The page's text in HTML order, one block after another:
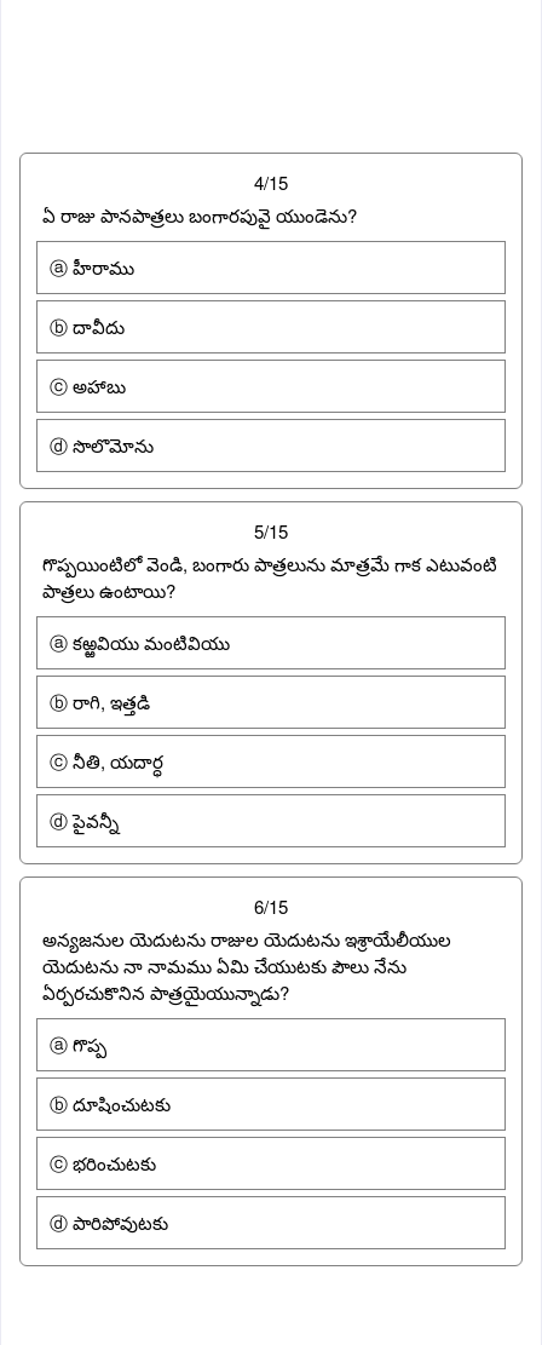
4/15
ఏ రాజు పానపాత్రలు బంగారపువై యుండెను?
ⓐ హీరాము
ⓑ దావీదు
ⓒ అహాబు
ⓓ సొలొమోను
5/15
గొప్పయింటిలో వెండి, బంగారు పాత్రలును మాత్రమే గాక ఎటువంటి
పాత్రలు ఉంటాయి?
ⓐ కఱ్ఱవియు మంటివియు
ⓑ రాగి, ఇత్తడి
ⓒ నీతి, యదార్ధ
ⓓ పైవన్నీ
6/15
అన్యజనుల యెదుటను రాజుల యెదుటను ఇశ్రాయేలీయుల
యెదుటను నా నామము ఏమి చేయుటకు పౌలు నేను
ఏర్పరచుకొనిన పాత్రయైయున్నాడు?
ⓐ గొప్ప
ⓑ దూషించుటకు
ⓒ భరించుటకు
ⓓ పారిపోవుటకు